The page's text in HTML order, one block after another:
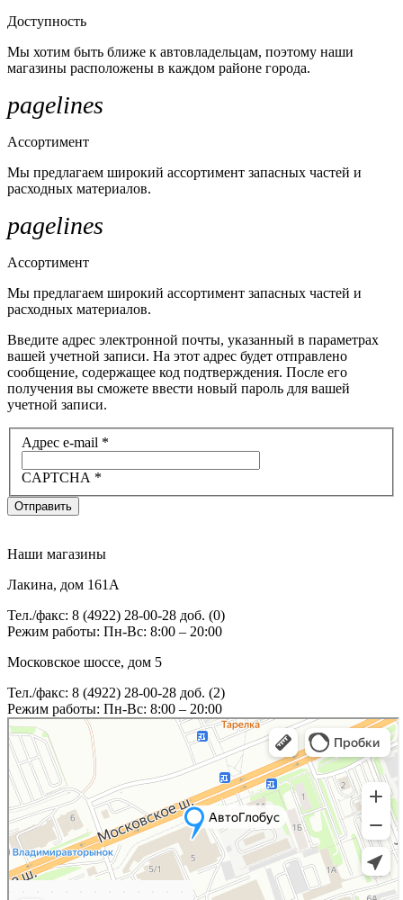
Доступность
Мы хотим быть ближе к автовладельцам, поэтому наши
магазины расположены в каждом районе города.
pagelines
Ассортимент
Мы предлагаем широкий ассортимент запасных частей и
расходных материалов.
pagelines
Ассортимент
Мы предлагаем широкий ассортимент запасных частей и
расходных материалов.
Введите адрес электронной почты, указанный в параметрах
вашей учетной записи. На этот адрес будет отправлено
сообщение, содержащее код подтверждения. После его
получения вы сможете ввести новый пароль для вашей
учетной записи.
Адрес e-mail *
CAPTCHA *
Отправить
Наши магазины
Лакина, дом 161А
Тел./факс: 8 (4922) 28-00-28 доб. (0)
Режим работы: Пн-Вс: 8:00 – 20:00
Московское шоссе, дом 5
Тел./факс: 8 (4922) 28-00-28 доб. (2)
Режим работы: Пн-Вс: 8:00 – 20:00